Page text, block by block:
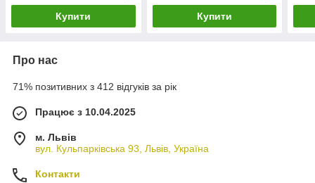
Купити Купити
Про нас
71% позитивних з 412 відгуків за рік
Працює з 10.04.2025
м. Львів
вул. Кульпарківська 93, Львів, Україна
Контакти